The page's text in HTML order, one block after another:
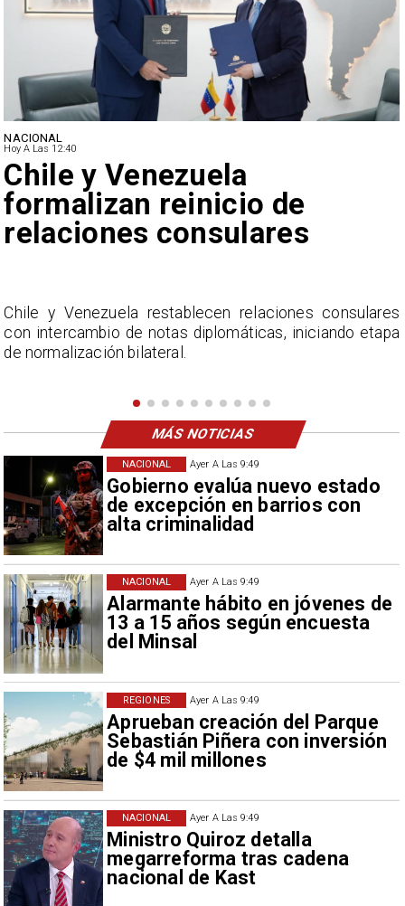
Ayer A Las 9:49
Gobierno evalúa nuevo estado
de excepción en barrios con
alta criminalidad
NACIONAL
Ayer A Las 9:49
Alarmante hábito en jóvenes de
13 a 15 años según encuesta
del Minsal
NACIONAL
Ayer A Las 9:49
Aprueban creación del Parque
Sebastián Piñera con inversión
de $4 mil millones
REGIONES
Ayer A Las 9:49
Ministro Quiroz detalla
megarreforma tras cadena
nacional de Kast
NACIONAL
NACIONAL
Hoy A Las 12:40
Feriantes rechazan dichos
de Camila Flores sobre
Fabiola Campillai
La Confederación Nacional de Ferias Libres (ASOF)
considera inaceptable que se refieran a Fabiola
Campillai como 'señora de feria', expresión utilizada
MÁS NOTICIAS